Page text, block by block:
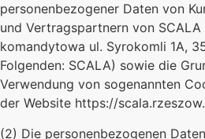
personenbezogener Daten von
und Vertragspartnern von SCALA
komandytowa ul. Syrokomli 1A,
Folgenden: SCALA) sowie die
Verwendung von sogenannten
der Website https://
(2) Die personenbezogenen